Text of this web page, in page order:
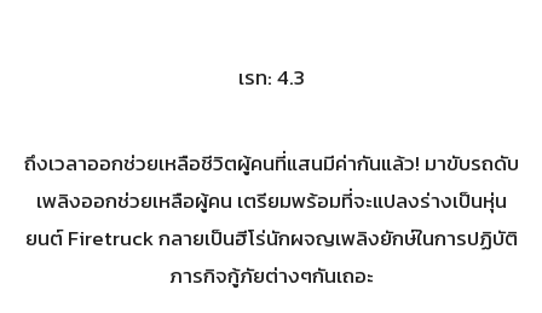
เรท: 4.3
ถึงเวลาออกช่วยเหลือชีวิตผู้คนที่แสนมีค่ากันแล้ว! มาขับรถดับ
เพลิงออกช่วยเหลือผู้คน เตรียมพร้อมที่จะแปลงร่างเป็นหุ่น
ยนต์ Firetruck กลายเป็นฮีโร่นักผจญเพลิงยักษ์ในการปฏิบัติ
ภารกิจกู้ภัยต่างๆกันเถอะ